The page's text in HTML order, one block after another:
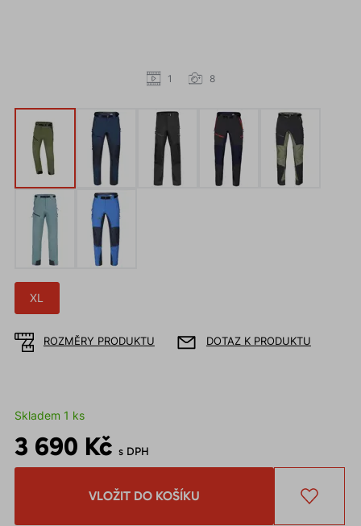
1 8
XL
ROZMĚRY PRODUKTU DOTAZ K PRODUKTU
Skladem 1 ks
3 690 Kč s DPH
VLOŽIT DO KOŠÍKU